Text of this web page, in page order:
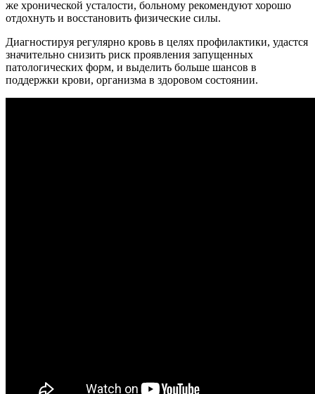
же хронической усталости, больному рекомендуют хорошо
отдохнуть и восстановить физические силы.
Диагностируя регулярно кровь в целях профилактики, удастся
значительно снизить риск проявления запущенных
патологических форм, и выделить больше шансов в
поддержки крови, организма в здоровом состоянии.